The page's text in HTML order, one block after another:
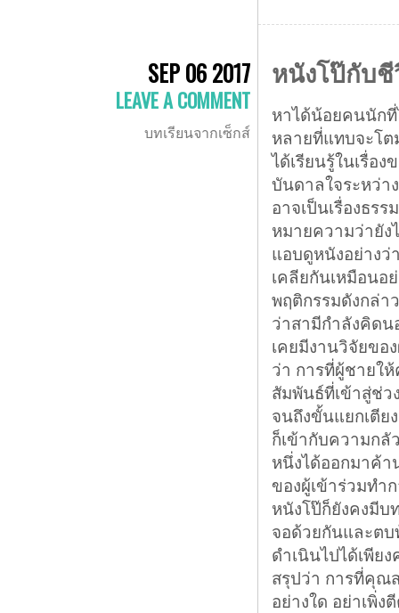
SEP 06 2017
LEAVE A COMMENT
บทเรียนจากเซ็กส์
หนังโป๊กับ
หาได้น้อยคนนัก
หลายที่แทบจะโต
ได้เรียนรู้ในเรื่อ
บันดาลใจระหว่า
อาจเป็นเรื่องธร
หมายความว่ายั
แอบดูหนังอย่าง
เคลียกันเหมือนอ
พฤติกรรมดังกล่า
ว่าสามีกำลังคิดน
เคยมีงานวิจัยขอ
ว่า การที่ผู้ชายใ
สัมพันธ์ที่เข้าสู่ช่ว
จนถึงขั้นแยกเตีย
ก็เข้ากับความก
หนึ่งได้ออกมาค้
ของผู้เข้าร่วมทำ
หนังโป๊ก็ยังคงมีบ
จอด้วยกันและตบ
ดำเนินไปได้เพีย
สรุปว่า การที่คุณ
อย่างใด อย่าเพิ่